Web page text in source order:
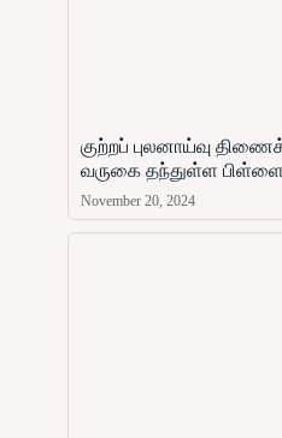
குற்றப் புலனாய்வு
வருகை தந்துள்ள
November 20, 2024